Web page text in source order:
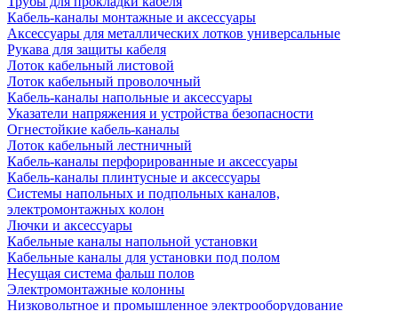
Кабель-каналы монтажные и аксессуары
Аксессуары для металлических лотков универсальные
Рукава для защиты кабеля
Лоток кабельный листовой
Лоток кабельный проволочный
Кабель-каналы напольные и аксессуары
Указатели напряжения и устройства безопасности
Огнестойкие кабель-каналы
Лоток кабельный лестничный
Кабель-каналы перфорированные и аксессуары
Кабель-каналы плинтусные и аксессуары
Системы напольных и подпольных каналов,
электромонтажных колон
Лючки и аксессуары
Кабельные каналы напольной установки
Кабельные каналы для установки под полом
Несущая система фальш полов
Электромонтажные колонны
Низковольтное и промышленное электрооборудование